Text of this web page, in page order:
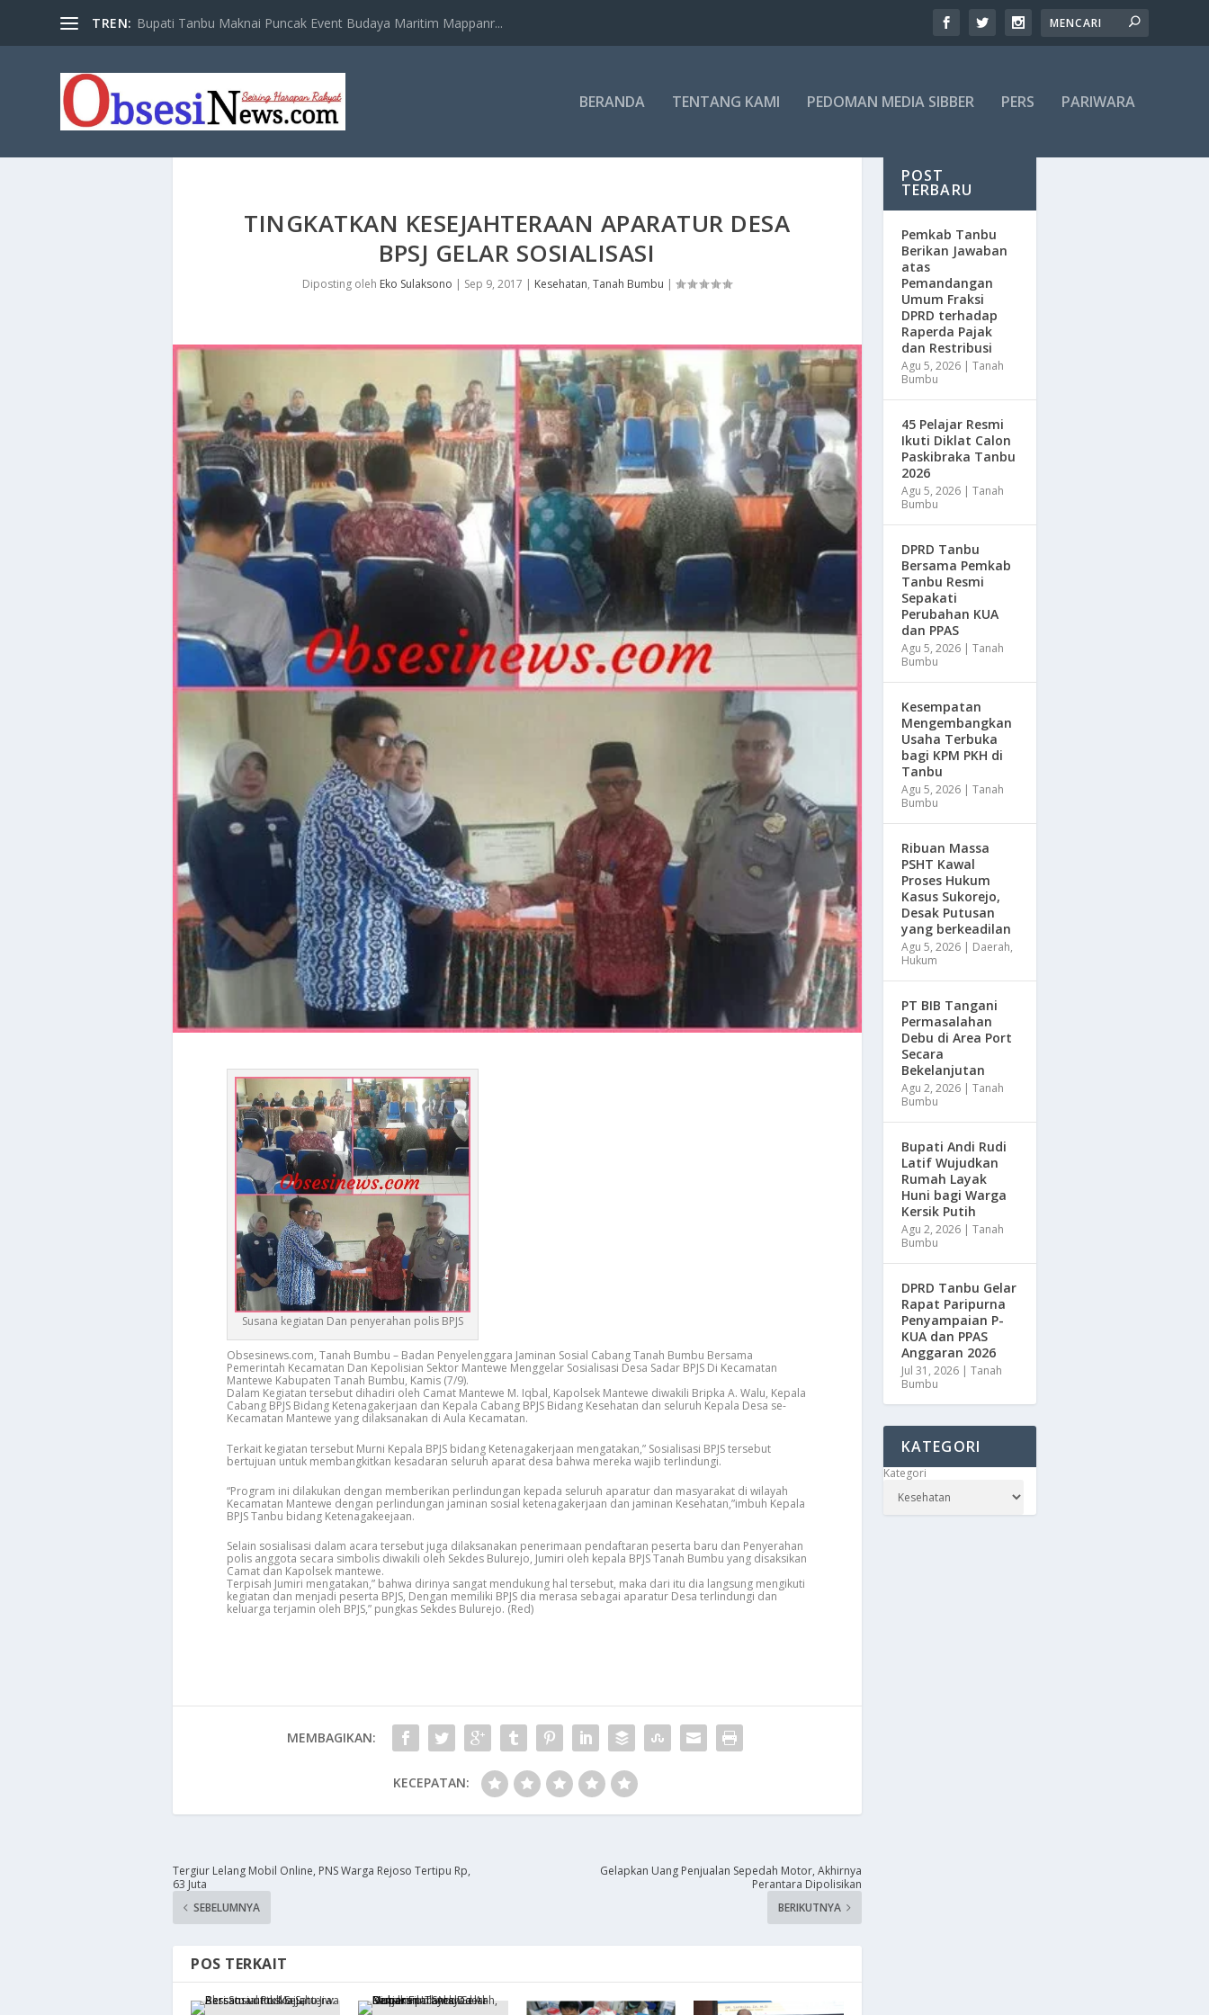
TREN: Bupati Tanbu Maknai Puncak Event Budaya Maritim Mappanr...
BERANDA TENTANG KAMI PEDOMAN MEDIA SIBBER PERS PARIWARA
TINGKATKAN KESEJAHTERAAN APARATUR DESA
BPSJ GELAR SOSIALISASI
Diposting oleh Eko Sulaksono | Sep 9, 2017 | Kesehatan,Tanah Bumbu |
Susana kegiatan Dan penyerahan polis BPJS
Obsesinews.com, Tanah Bumbu – Badan Penyelenggara Jaminan Sosial Cabang Tanah Bumbu Bersama
Pemerintah Kecamatan Dan Kepolisian Sektor Mantewe Menggelar Sosialisasi Desa Sadar BPJS Di Kecamatan
Mantewe Kabupaten Tanah Bumbu, Kamis (7/9).
Dalam Kegiatan tersebut dihadiri oleh Camat Mantewe M. Iqbal, Kapolsek Mantewe diwakili Bripka A. Walu, Kepala
Cabang BPJS Bidang Ketenagakerjaan dan Kepala Cabang BPJS Bidang Kesehatan dan seluruh Kepala Desa se-
Kecamatan Mantewe yang dilaksanakan di Aula Kecamatan.
Terkait kegiatan tersebut Murni Kepala BPJS bidang Ketenagakerjaan mengatakan,” Sosialisasi BPJS tersebut
bertujuan untuk membangkitkan kesadaran seluruh aparat desa bahwa mereka wajib terlindungi.
“Program ini dilakukan dengan memberikan perlindungan kepada seluruh aparatur dan masyarakat di wilayah
Kecamatan Mantewe dengan perlindungan jaminan sosial ketenagakerjaan dan jaminan Kesehatan,”imbuh Kepala
BPJS Tanbu bidang Ketenagakeejaan.
Selain sosialisasi dalam acara tersebut juga dilaksanakan penerimaan pendaftaran peserta baru dan Penyerahan
polis anggota secara simbolis diwakili oleh Sekdes Bulurejo, Jumiri oleh kepala BPJS Tanah Bumbu yang disaksikan
Camat dan Kapolsek mantewe.
Terpisah Jumiri mengatakan,” bahwa dirinya sangat mendukung hal tersebut, maka dari itu dia langsung mengikuti
kegiatan dan menjadi peserta BPJS, Dengan memiliki BPJS dia merasa sebagai aparatur Desa terlindungi dan
keluarga terjamin oleh BPJS,” pungkas Sekdes Bulurejo. (Red)
MEMBAGIKAN:
KECEPATAN:
Tergiur Lelang Mobil Online, PNS Warga Rejoso Tertipu Rp,
63 Juta
SEBELUMNYA
Gelapkan Uang Penjualan Sepedah Motor, Akhirnya
Perantara Dipolisikan
BERIKUTNYA
POS TERKAIT
POST
TERBARU
Pemkab Tanbu
Berikan Jawaban
atas
Pemandangan
Umum Fraksi
DPRD terhadap
Raperda Pajak
dan Restribusi
Agu 5, 2026| Tanah
Bumbu
45 Pelajar Resmi
Ikuti Diklat Calon
Paskibraka Tanbu
2026
Agu 5, 2026| Tanah
Bumbu
DPRD Tanbu
Bersama Pemkab
Tanbu Resmi
Sepakati
Perubahan KUA
dan PPAS
Agu 5, 2026| Tanah
Bumbu
Kesempatan
Mengembangkan
Usaha Terbuka
bagi KPM PKH di
Tanbu
Agu 5, 2026| Tanah
Bumbu
Ribuan Massa
PSHT Kawal
Proses Hukum
Kasus Sukorejo,
Desak Putusan
yang berkeadilan
Agu 5, 2026| Daerah,
Hukum
PT BIB Tangani
Permasalahan
Debu di Area Port
Secara
Bekelanjutan
Agu 2, 2026| Tanah
Bumbu
Bupati Andi Rudi
Latif Wujudkan
Rumah Layak
Huni bagi Warga
Kersik Putih
Agu 2, 2026| Tanah
Bumbu
DPRD Tanbu Gelar
Rapat Paripurna
Penyampaian P-
KUA dan PPAS
Anggaran 2026
Jul 31, 2026| Tanah
Bumbu
KATEGORI
Kategori